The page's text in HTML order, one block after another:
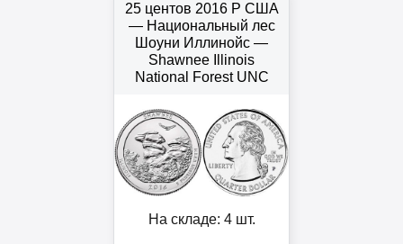
25 центов 2016 P США
— Национальный лес
Шоуни Иллинойс —
Shawnee Illinois
National Forest UNC
На складе: 4 шт.